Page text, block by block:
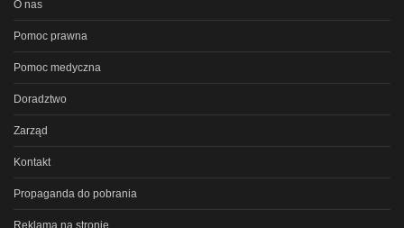
O nas
Pomoc prawna
Pomoc medyczna
Doradztwo
Zarząd
Kontakt
Propaganda do pobrania